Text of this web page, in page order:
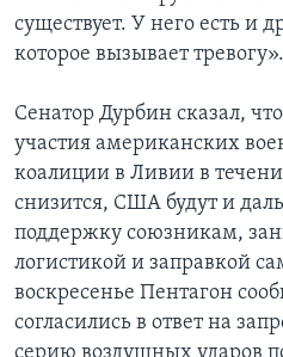
существует. У него есть и
которое вызывает тревогу».
Сенатор Дурбин сказал,
участия американских
коалиции в Ливии в
снизится, США будут и
поддержку союзникам,
логистикой и заправкой
воскресенье Пентагон
согласились в ответ на